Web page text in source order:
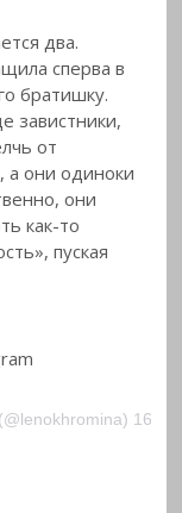
два.
сперва в
братишку.
завистники,
от
а они одиноки
они
как-то
пуская
16